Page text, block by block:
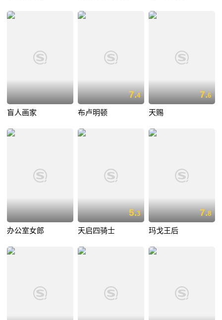
盲人画家
7.4
布卢明顿
7.6
天赐
办公室女郎
5.3
天启四骑士
7.8
玛戈王后